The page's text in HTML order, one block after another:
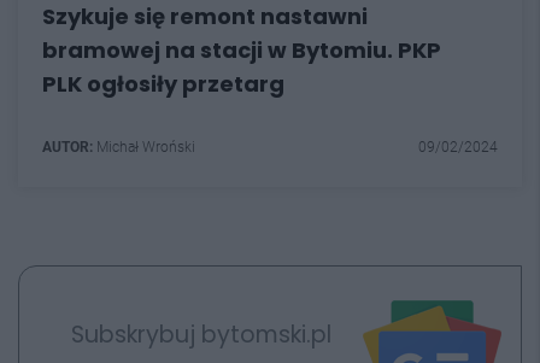
Szykuje się remont nastawni
bramowej na stacji w Bytomiu. PKP
PLK ogłosiły przetarg
AUTOR: Michał Wroński 09/02/2024
Subskrybuj bytomski.pl